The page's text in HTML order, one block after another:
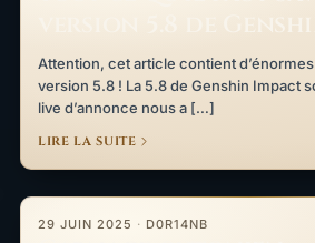
version 5.8 de
Attention, cet article contient
version 5.8 ! La 5.8 de Genshin Impact
live d’annonce nous a […]
LIRE LA SUITE
29 JUIN 2025 · D0R14NB
Carnage chtonien : Présentation et